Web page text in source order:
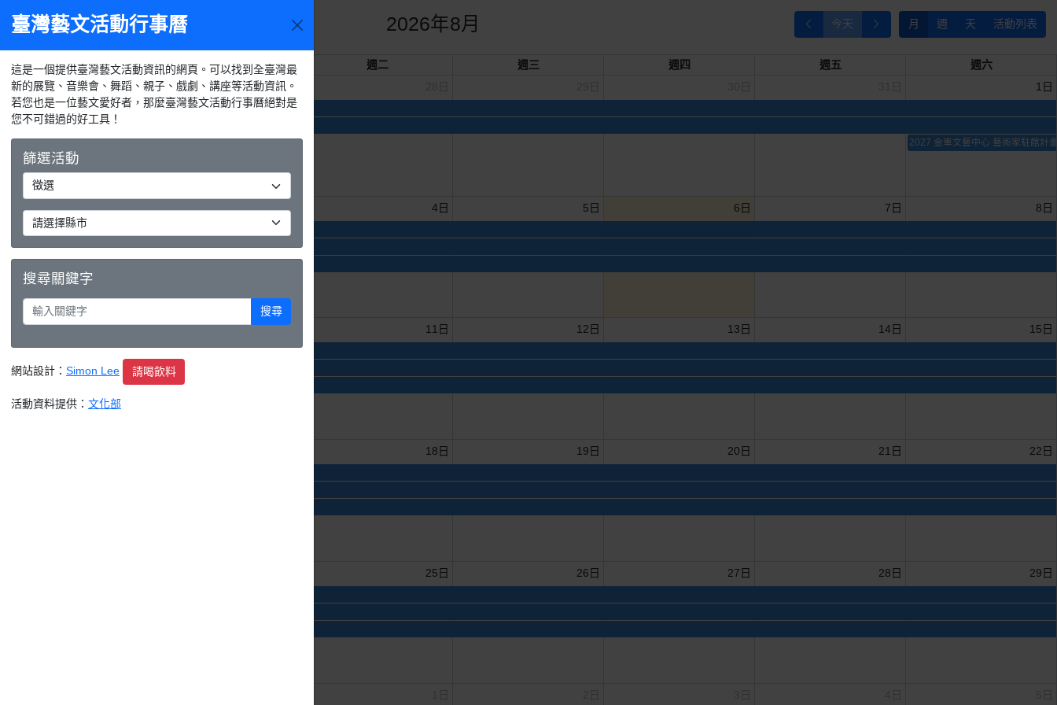
活動選單 2026年8月 今天 月 週 天 活動列表
週日 週一 週二 週三 週四 週五
週六
26日
platform A 第二波創作者募集
總獎金123萬！第2屆「青漫獎」徵稿起跑，漫畫新秀就是你！
27日 1日
2027 金車文藝中心 藝術家駐館計
2日
platform A 第二波創作者募集
總獎金123萬！第2屆「青漫獎」徵稿起跑，漫畫新秀就是你！
2027 金車文藝中心 藝術家駐館計畫
3日 4日 5日 6日 7日 8日
9日
platform A 第二波創作者募集
總獎金123萬！第2屆「青漫獎」徵稿起跑，漫畫新秀就是你！
2027 金車文藝中心 藝術家駐館計畫
10日 11日 12日 13日 14日 15日
18日 19日 20日 21日 22日
25日 26日 27日 28日 29日
臺灣藝文活動行事曆
這是一個提供臺灣藝文活動資訊的網頁。可以找到全臺灣最
新的展覽、音樂會、舞蹈、親子、戲劇、講座等活動資訊。
若您也是一位藝文愛好者，那麼臺灣藝文活動行事曆絕對是
您不可錯過的好工具！
篩選活動
搜尋關鍵字
搜尋
網站設計： Simon Lee 請喝飲料
活動資料提供： 文化部